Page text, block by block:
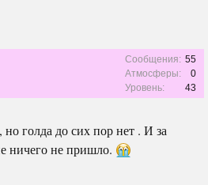
Сообщения: 55
Атмосферы:
0
Уровень:
43
но голда до сих пор нет . И за
ничего не пришло.